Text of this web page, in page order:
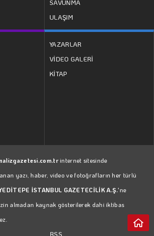
SAVUNMA
ULAŞIM
YAZARLAR
VİDEO GALERİ
KİTAP
internet sitesinde
yazı, haber, video ve fotoğrafların her türlü
İSTANBUL GAZETECİLİK A.Ş.'ne
almadan kaynak gösterilerek dahi iktibas
RSS